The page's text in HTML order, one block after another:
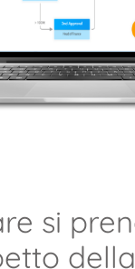
si